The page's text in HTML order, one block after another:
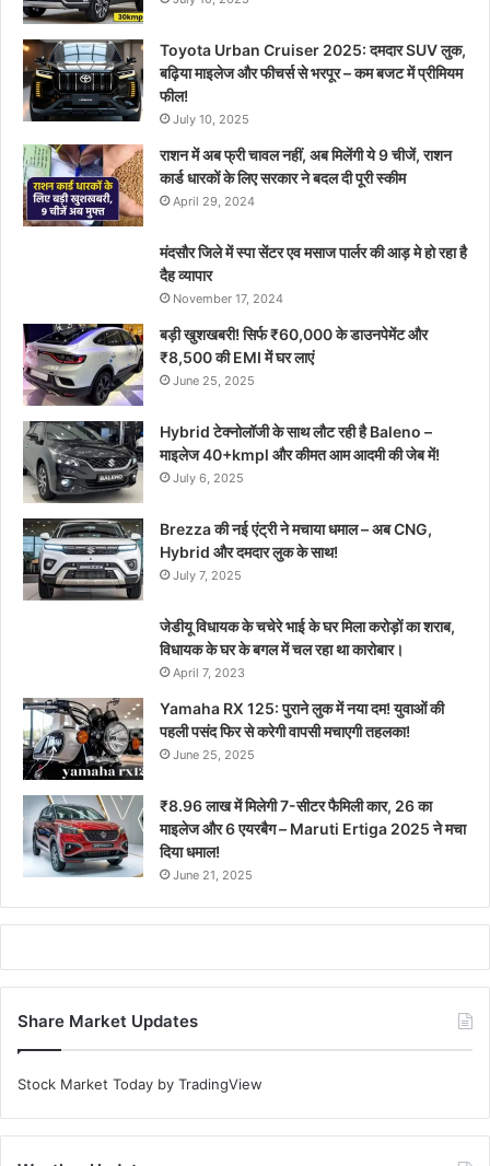
Toyota Urban Cruiser 2025: दमदार SUV लुक,
बढ़िया माइलेज और फीचर्स से भरपूर – कम बजट में प्रीमियम
फील!
July 10, 2025
राशन में अब फ्री चावल नहीं, अब मिलेंगी ये 9 चीजें, राशन
कार्ड धारकों के लिए सरकार ने बदल दी पूरी स्कीम
April 29, 2024
मंदसौर जिले में स्पा सेंटर एव मसाज पार्लर की आड़ मे हो रहा है
दैह व्यापार
November 17, 2024
बड़ी खुशखबरी! सिर्फ ₹60,000 के डाउनपेमेंट और
₹8,500 की EMI में घर लाएं
June 25, 2025
Hybrid टेक्नोलॉजी के साथ लौट रही है Baleno –
माइलेज 40+kmpl और कीमत आम आदमी की जेब में!
July 6, 2025
Brezza की नई एंट्री ने मचाया धमाल – अब CNG,
Hybrid और दमदार लुक के साथ!
July 7, 2025
जेडीयू विधायक के चचेरे भाई के घर मिला करोड़ों का शराब,
विधायक के घर के बगल में चल रहा था कारोबार।
April 7, 2023
Yamaha RX 125: पुराने लुक में नया दम! युवाओं की
पहली पसंद फिर से करेगी वापसी मचाएगी तहलका!
June 25, 2025
₹8.96 लाख में मिलेगी 7-सीटर फैमिली कार, 26 का
माइलेज और 6 एयरबैग – Maruti Ertiga 2025 ने मचा
दिया धमाल!
June 21, 2025
Share Market Updates
Stock Market Today by TradingView